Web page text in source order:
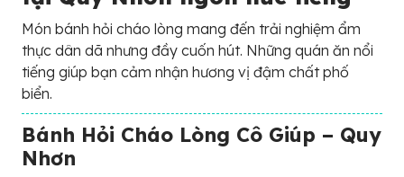
Món bánh hỏi cháo lòng mang đến trải nghiệm ẩm
thực dân dã nhưng đầy cuốn hút. Những quán ăn nổi
tiếng giúp bạn cảm nhận hương vị đậm chất phố
biển.
Bánh Hỏi Cháo Lòng Cô Giúp – Quy
Nhơn